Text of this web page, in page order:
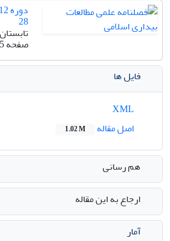
28
تابستان 1402
صفحه
فایل ها
اصل مقاله
1.02 M
هم رسانی
ارجاع به این مقاله
آمار